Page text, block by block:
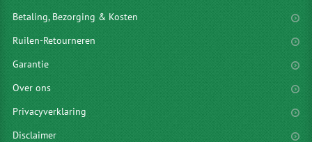
Betaling, Bezorging & Kosten
Ruilen-Retourneren
Garantie
Over ons
Privacyverklaring
Disclaimer